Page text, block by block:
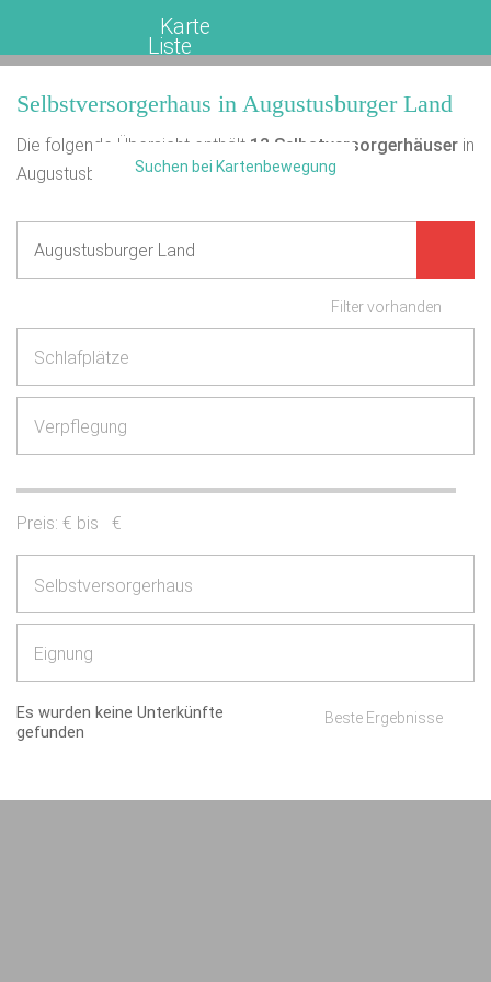
Karte
Liste
Selbstversorgerhaus in Augustusburger Land
Die folgende Übersicht enthält 13 Selbstversorgerhäuser in
Augustusburger Land.
Filter vorhanden
Schlafplätze
Verpflegung
Preis: € bis €
Selbstversorgerhaus
Eignung
Es wurden keine Unterkünfte
gefunden
Beste Ergebnisse
Suchen bei Kartenbewegung